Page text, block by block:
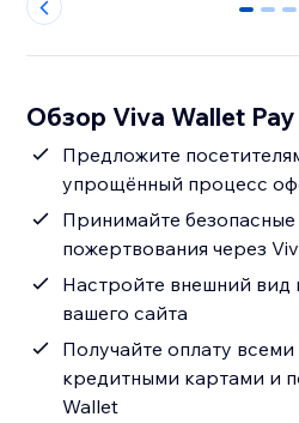
0 1 2
Обзор Viva Wallet
Предложите
упрощённый процесс
Принимайте
пожертвования через
Настройте внешний вид
вашего сайта
Получайте оплату
кредитными картами и
Wallet